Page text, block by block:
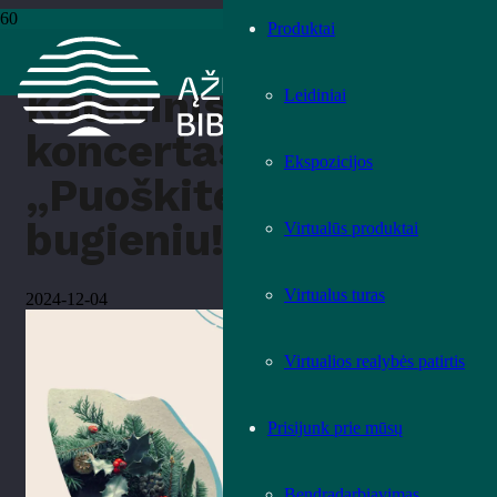
Produktai
Leidiniai
Ekspozicijos
Virtualūs produktai
Virtualus turas
Virtualios realybės patirtis
Prisijunk prie mūsų
Kalėdinis koncertas „Puoškite sales bugieniu!“
Kalėdinis
koncertas
„Puoškite sales
bugieniu!“
2024-12-04